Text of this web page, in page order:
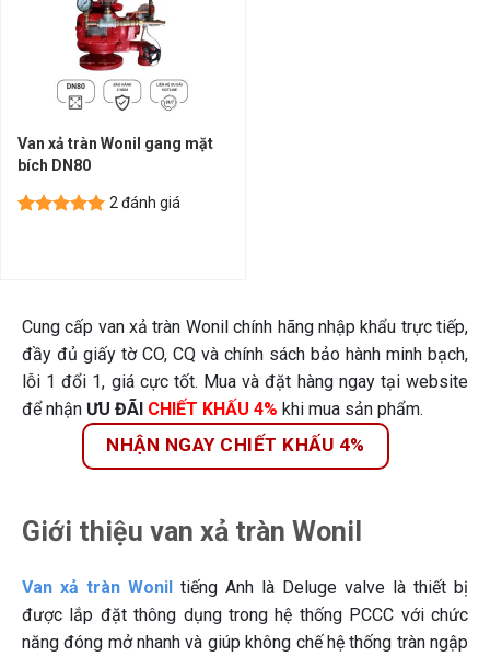
Van xả tràn Wonil gang mặt
bích DN80
2 đánh giá
Cung cấp van xả tràn Wonil chính hãng nhập khẩu trực tiếp,
đầy đủ giấy tờ CO, CQ và chính sách bảo hành minh bạch,
lỗi 1 đổi 1, giá cực tốt. Mua và đặt hàng ngay tại website
để nhận ƯU ĐÃI CHIẾT KHẤU 4% khi mua sản phẩm.
NHẬN NGAY CHIẾT KHẤU 4%
Giới thiệu van xả tràn Wonil
Van xả tràn Wonil tiếng Anh là Deluge valve là thiết bị
được lắp đặt thông dụng trong hệ thống PCCC với chức
năng đóng mở nhanh và giúp không chế hệ thống tràn ngập